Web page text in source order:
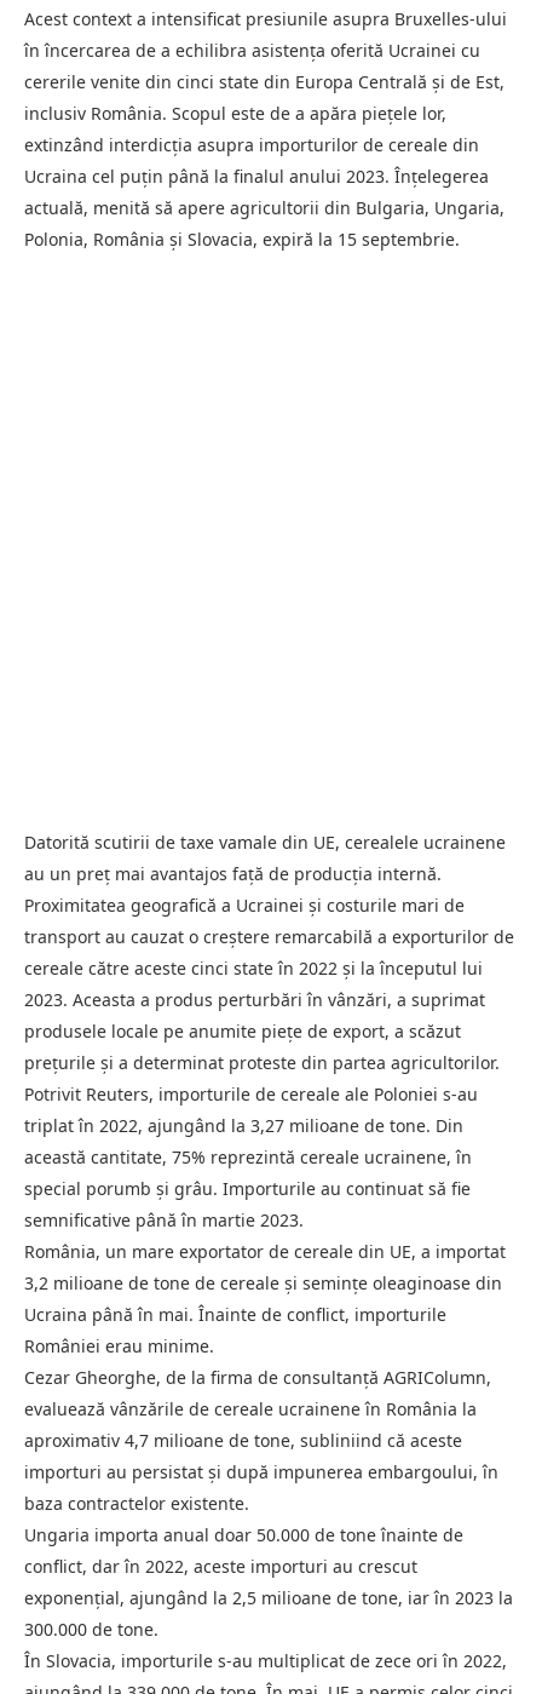
Acest context a intensificat presiunile asupra Bruxelles-ului
în încercarea de a echilibra asistența oferită Ucrainei cu
cererile venite din cinci state din Europa Centrală și de Est,
inclusiv România. Scopul este de a apăra piețele lor,
extinzând interdicția asupra importurilor de cereale din
Ucraina cel puțin până la finalul anului 2023. Înțelegerea
actuală, menită să apere agricultorii din Bulgaria, Ungaria,
Polonia, România și Slovacia, expiră la 15 septembrie.
Datorită scutirii de taxe vamale din UE, cerealele ucrainene
au un preț mai avantajos față de producția internă.
Proximitatea geografică a Ucrainei și costurile mari de
transport au cauzat o creștere remarcabilă a exporturilor de
cereale către aceste cinci state în 2022 și la începutul lui
2023. Aceasta a produs perturbări în vânzări, a suprimat
produsele locale pe anumite piețe de export, a scăzut
prețurile și a determinat proteste din partea agricultorilor.
Potrivit Reuters, importurile de cereale ale Poloniei s-au
triplat în 2022, ajungând la 3,27 milioane de tone. Din
această cantitate, 75% reprezintă cereale ucrainene, în
special porumb și grâu. Importurile au continuat să fie
semnificative până în martie 2023.
România, un mare exportator de cereale din UE, a importat
3,2 milioane de tone de cereale și semințe oleaginoase din
Ucraina până în mai. Înainte de conflict, importurile
României erau minime.
Cezar Gheorghe, de la firma de consultanță AGRIColumn,
evaluează vânzările de cereale ucrainene în România la
aproximativ 4,7 milioane de tone, subliniind că aceste
importuri au persistat și după impunerea embargoului, în
baza contractelor existente.
Ungaria importa anual doar 50.000 de tone înainte de
conflict, dar în 2022, aceste importuri au crescut
exponențial, ajungând la 2,5 milioane de tone, iar în 2023 la
300.000 de tone.
În Slovacia, importurile s-au multiplicat de zece ori în 2022,